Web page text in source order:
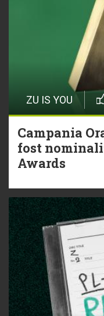
ZU IS YOU
Campania
fost
Awards